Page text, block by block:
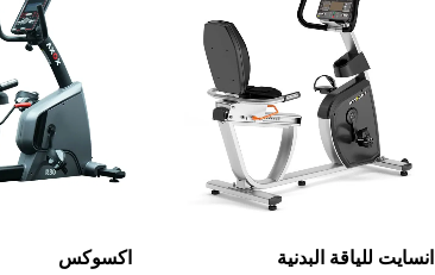
انسايت للياقة البدنية
اكسوكس